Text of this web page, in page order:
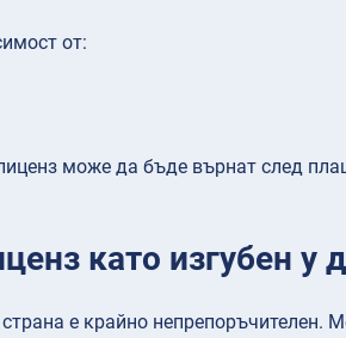
от:
може да бъде върнат след
като изгубен у
е крайно непрепоръчителен.